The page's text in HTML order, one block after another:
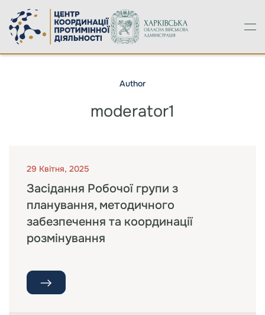
Skip to main content
Author
moderator1
29 Квітня, 2025
Засідання Робочої групи з
планування, методичного
забезпечення та координації
розмінування